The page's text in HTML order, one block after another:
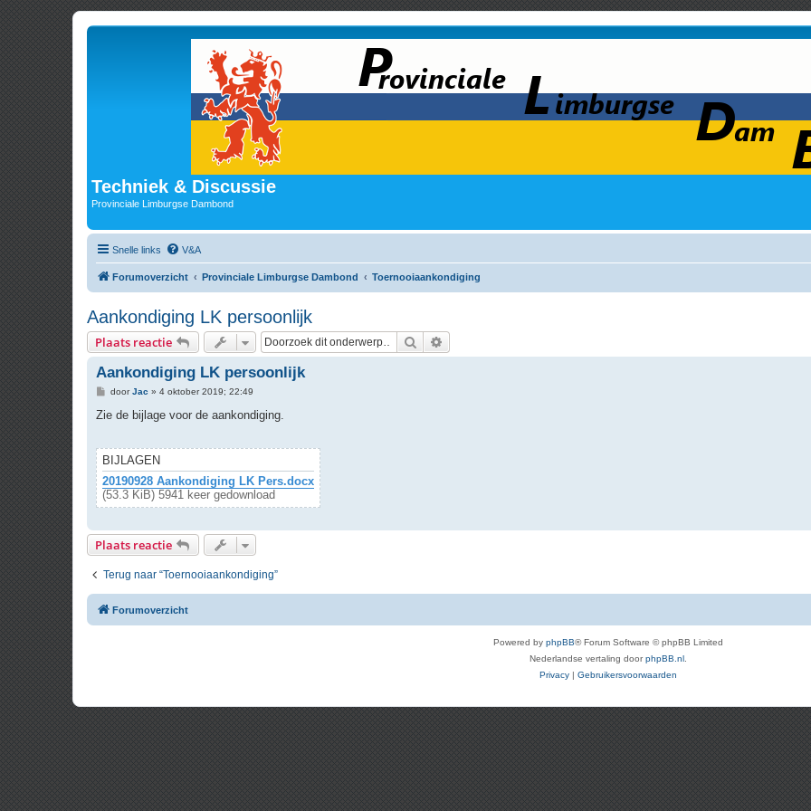
Techniek & Discussie
Provinciale Limburgse Dambond
Snelle links V&A
Forumoverzicht Provinciale Limburgse Dambond Toernooiaankondiging
Aankondiging LK persoonlijk
Plaats reactie Zoek
Aankondiging LK persoonlijk
B
r
t
doorJac » 4 oktober 2019; 22:49
Zie de bijlage voor de aankondiging.
BIJLAGEN
20190928 Aankondiging LK Pers.docx
(53.3 KiB) 5941 keer gedownload
Plaats reactie
Terug naar “Toernooiaankondiging”
Forumoverzicht
Powered by phpBB® Forum Software © phpBB Limited
Nederlandse vertaling doorphpBB.nl
Privacy | Gebruikersvoorwaarden